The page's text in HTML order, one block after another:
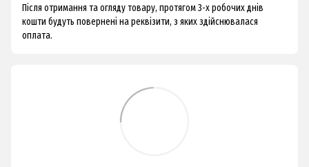
Після отримання та огляду товару, протягом 3-х робочих днів
кошти будуть повернені на реквізити, з яких здійснювалася
оплата.